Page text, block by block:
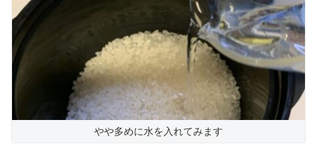
やや多めに水を入れてみます